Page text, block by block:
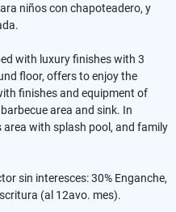
niños con chapoteadero, y
with luxury finishes with 3
floor, offers to enjoy the
finishes and equipment of
area and sink. In
area with splash pool, and family
sin interesces: 30% Enganche,
(al 12avo. mes).